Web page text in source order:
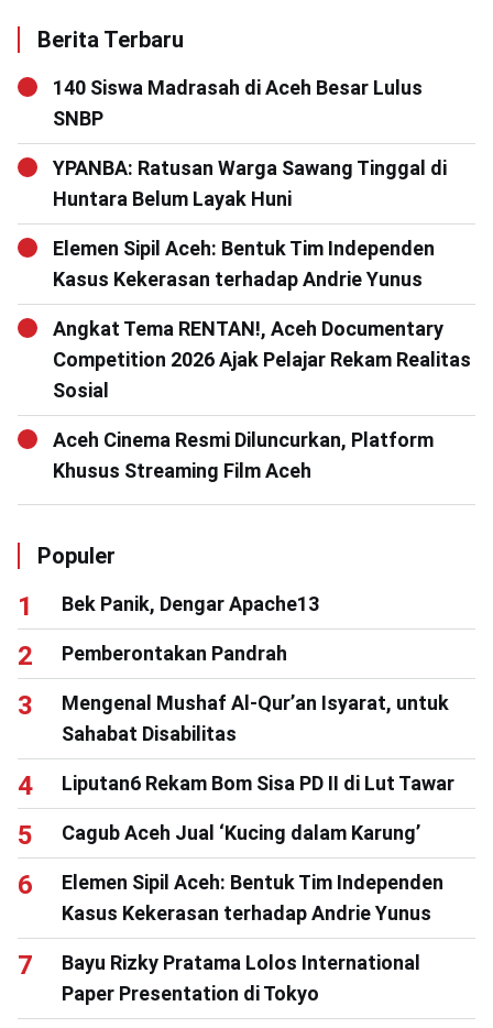
Berita Terbaru
140 Siswa Madrasah di Aceh Besar Lulus
SNBP
YPANBA: Ratusan Warga Sawang Tinggal di
Huntara Belum Layak Huni
Elemen Sipil Aceh: Bentuk Tim Independen
Kasus Kekerasan terhadap Andrie Yunus
Angkat Tema RENTAN!, Aceh Documentary
Competition 2026 Ajak Pelajar Rekam Realitas
Sosial
Aceh Cinema Resmi Diluncurkan, Platform
Khusus Streaming Film Aceh
Populer
Bek Panik, Dengar Apache13
Pemberontakan Pandrah
Mengenal Mushaf Al-Qur’an Isyarat, untuk
Sahabat Disabilitas
Liputan6 Rekam Bom Sisa PD II di Lut Tawar
Cagub Aceh Jual ‘Kucing dalam Karung’
Elemen Sipil Aceh: Bentuk Tim Independen
Kasus Kekerasan terhadap Andrie Yunus
Bayu Rizky Pratama Lolos International
Paper Presentation di Tokyo